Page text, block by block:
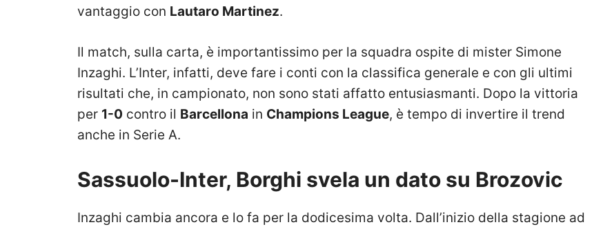
vantaggio con Lautaro Martinez.
Il match, sulla carta, è importantissimo per la squadra ospite di mister Simone
Inzaghi. L’Inter, infatti, deve fare i conti con la classifica generale e con gli ultimi
risultati che, in campionato, non sono stati affatto entusiasmanti. Dopo la vittoria
per 1-0 contro il Barcellona in Champions League, è tempo di invertire il trend
anche in Serie A.
Sassuolo-Inter, Borghi svela un dato su Brozovic
Inzaghi cambia ancora e lo fa per la dodicesima volta. Dall’inizio della stagione ad